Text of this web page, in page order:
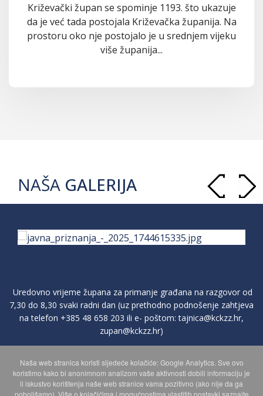
Križevački župan se spominje 1193. što ukazuje
da je već tada postojala Križevačka županija. Na
prostoru oko nje postojalo je u srednjem vijeku
više županija...
NAŠA GALERIJA
Uredovno vrijeme župana za primanje građana na razgovor od
7,30 do 8,30 svaki radni dan (uz prethodno podnošenje zahtjeva
na telefon +385 48 658 203 ili e- poštom:tajnica@kckzz.hr,
zupan@kckzz.hr)
POLITIKA ZAŠTITE PRIVATNOSTI OSOBNIH PODATAKA
Naša web stranica koristi sljedeće kolačiće: Google Analytics. Sve ovo
koristimo kako bi anonimnom analizom vaše aktivnosti dobili informaciju je
li iskustvo korištenja naše web stranice vama pozitivno (ako nije da ga
poboljšamo). Više o kolačićima i mogućnostima vlastitih postavki saznajte